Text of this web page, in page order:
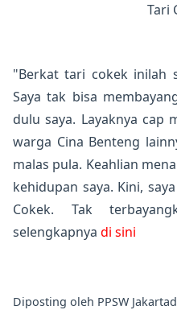
Tari
"Berkat tari cokek inilah
Saya tak bisa
dulu saya. Layaknya cap
warga Cina Benteng
malas pula. Keahlian
kehidupan saya. Kini,
Cokek. Tak
selengkapnya di sini
Diposting oleh PPSW Jakarta